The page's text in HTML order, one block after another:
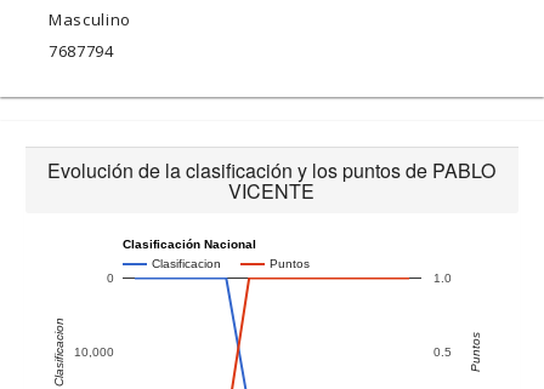
Masculino
7687794
Evolución de la clasificación y los puntos de PABLO
VICENTE
Clasificación Nacional
Clasificacion
Puntos
0
10,000 0.5
1.0
Clasificacion Puntos